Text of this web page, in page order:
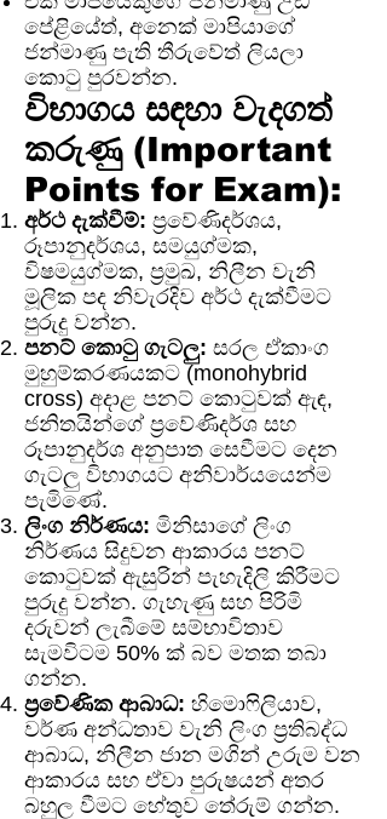
පේළියේත්, අනෙක් මාපියාගේ
ජන්මාණු පැති තීරුවේත් ලියලා
කොටු පුරවන්න.
විභාගය සඳහා වැදගත්
කරුණු (Important
Points for Exam):
අර්ථ දැක්වීම්: ප්‍රවේණිදර්ශය,
රූපානුදර්ශය, සමයුග්මක,
විෂමයුග්මක, ප්‍රමුඛ, නිලීන වැනි
මූලික පද නිවැරදිව අර්ථ දැක්වීමට
පුරුදු වන්න.
පනට් කොටු ගැටලු: සරල ඒකාංග
මුහුම්කරණයකට (monohybrid
cross) අදාළ පනට් කොටුවක් ඇඳ,
ජනිතයින්ගේ ප්‍රවේණිදර්ශ සහ
රූපානුදර්ශ අනුපාත සෙවීමට දෙන
ගැටලු විභාගයට අනිවාර්යයෙන්ම
පැමිණේ.
ලිංග නිර්ණය: මිනිසාගේ ලිංග
නිර්ණය සිදුවන ආකාරය පනට්
කොටුවක් ඇසුරින් පැහැදිලි කිරීමට
පුරුදු වන්න. ගැහැණු සහ පිරිමි
දරුවන් ලැබීමේ සම්භාවිතාව
සැමවිටම 50% ක් බව මතක තබා
ගන්න.
ප්‍රවේණික ආබාධ: හිමොෆිලියාව,
වර්ණ අන්ධතාව වැනි ලිංග ප්‍රතිබද්ධ
ආබාධ, නිලීන ජාන මගින් උරුම වන
ආකාරය සහ ඒවා පුරුෂයන් අතර
බහුල වීමට හේතුව තේරුම් ගන්න.